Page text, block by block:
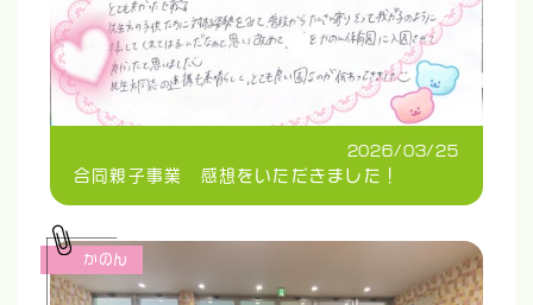
2026/03/25
合同親子事業 感想をいただきました！
かのん